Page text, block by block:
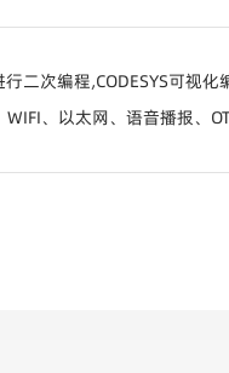
次编程,CODESYS可视
、以太网、语音播报、